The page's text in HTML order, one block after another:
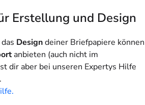
Erstellung und Design
Designdeiner Briefpapiere können
anbieten (auch nicht im
dir aber bei unseren Expertys Hilfe